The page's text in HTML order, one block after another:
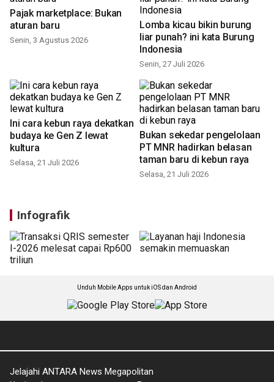
Pajak marketplace: Bukan
aturan baru
Senin, 3 Agustus 2026
Lomba kicau bikin burung
liar punah? ini kata Burung
Indonesia
Senin, 27 Juli 2026
Ini cara kebun raya dekatkan
budaya ke Gen Z lewat
kultura
Selasa, 21 Juli 2026
Bukan sekedar pengelolaan
PT MNR hadirkan belasan
taman baru di kebun raya
Selasa, 21 Juli 2026
Infografik
Unduh Mobile Apps untuk iOS dan Android
Jelajahi ANTARA News Megapolitan